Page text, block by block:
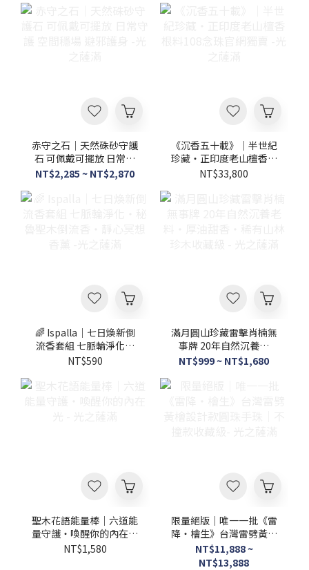
身心好好沉澱的放鬆時光嗎？光之薩滿這款杜松臥香，採取「臥
薰香爐微熱釋香，可以快速替所在的空間轉換氛圍，這份靜謐的香
有難得避邪聖物野生波羅蜜雷劈木系列相思木雷劈木福祿款 葫蘆
925純銀吊墜飾品 -光之薩滿想找一款質感溫潤，又蘊含古典寓意的
隨身飾品嗎？在華人傳統文化中，「葫蘆」因諧音「福祿」而深受
無論是送禮或自用，都承載了最真摯的祝願，作為質感飾品隨身配
赤守之石｜天然硃砂守護
石 可佩戴可擺放 日常守
護 空間穩場 避邪護身 -光
NT$2,285 ~ NT$2,870
《沉香五十載》｜半世紀
珍藏・正印度老山檀香根
料108念珠官網獨賣 -光
之薩滿
NT$33,800
🌈 Ispalla｜七日煥新倒
流香套組 七脈輪淨化・
秘魯聖木倒流香・靜心冥
NT$590
滿月圓山珍藏雷擊肖楠無
事牌 20年自然沉養老
料・厚油甜香・稀有山林
NT$999 ~ NT$1,680
聖木花語能量棒｜六道能
量守護・喚醒你的內在光
- 光之薩滿
NT$1,580
限量絕版｜唯一一批《雷
降・檜生》台灣雷劈黃檜
設計款圓珠手珠｜不撞款
收藏級- 光之薩滿
NT$11,888 ~
NT$13,888